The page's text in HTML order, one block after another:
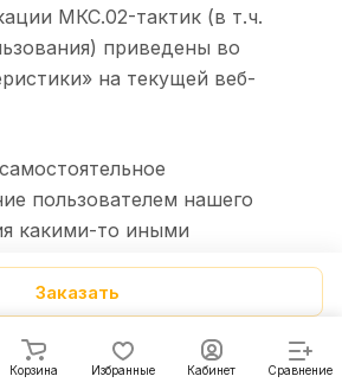
Заказать
МКС.02-тактик (в т.ч.
приведены во
на текущей веб-
пользователем нашего
какими-то иными
полностью на
с учетом вместимости
Рюкзака.
Корзина Избранные Кабинет Сравнение